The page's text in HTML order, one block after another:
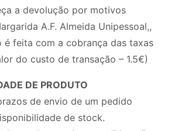
a devolução por motivos
A.F. Almeida Unipessoal,,
é feita com a cobrança das taxas
do custo de transação – 1.5€)
DE PRODUTO
de envio de um pedido
de stock.